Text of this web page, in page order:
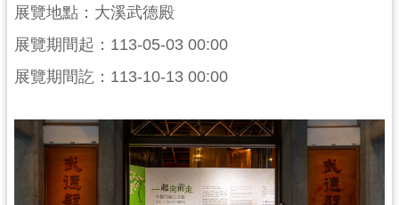
訊
展
覽
民
服
展覽地點：大溪武德殿
展覽期間起：113-05-03 00:00
展覽期間訖：113-10-13 00:00